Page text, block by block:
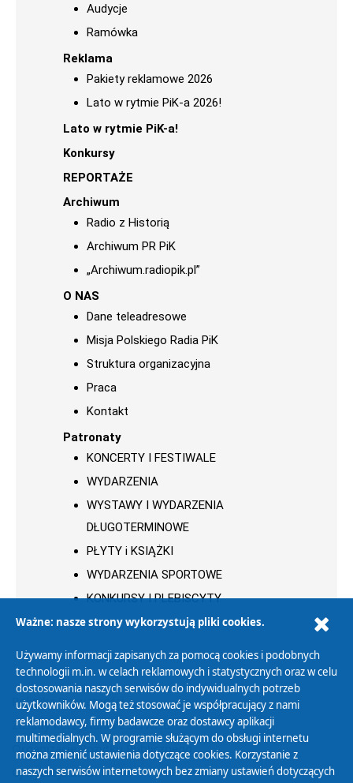
Audycje
Ramówka
Reklama
Pakiety reklamowe 2026
Lato w rytmie PiK-a 2026!
Lato w rytmie PiK-a!
Konkursy
REPORTAŻE
Archiwum
Radio z Historią
Archiwum PR PiK
„Archiwum.radiopik.pl”
O NAS
Dane teleadresowe
Misja Polskiego Radia PiK
Struktura organizacyjna
Praca
Kontakt
Patronaty
KONCERTY I FESTIWALE
WYDARZENIA
WYSTAWY I WYDARZENIA
DŁUGOTERMINOWE
PŁYTY i KSIĄŻKI
WYDARZENIA SPORTOWE
KONKURSY I PLEBISCYTY
Polityka Prywatności
Zasady korzystania z Serwisu
Organizacje Pożytku Publicznego
Cyfryzacja DAB+
Ważne: nasze strony wykorzystują pliki cookies.
Używamy informacji zapisanych za pomocą cookies i podobnych
technologii m.in. w celach reklamowych i statystycznych oraz w celu
dostosowania naszych serwisów do indywidualnych potrzeb
użytkowników. Mogą też stosować je współpracujący z nami
reklamodawcy, firmy badawcze oraz dostawcy aplikacji
multimedialnych. W programie służącym do obsługi internetu
można zmienić ustawienia dotyczące cookies. Korzystanie z
naszych serwisów internetowych bez zmiany ustawień dotyczących